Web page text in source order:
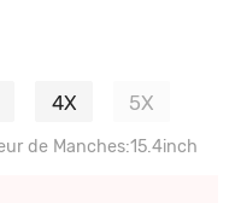
4X 5X
de Manches:15.4inch